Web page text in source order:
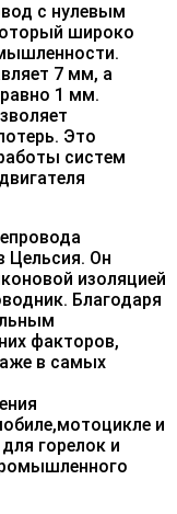
с нулевым
широко
7 мм, а
1 мм.
Это
систем
Цельсия. Он
изоляцией
Благодаря
факторов,
в самых
и
горелок и